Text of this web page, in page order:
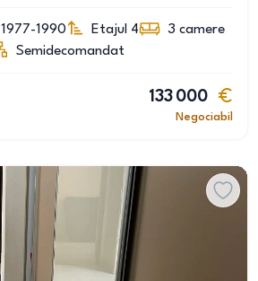
1977-1990 Etajul 4 3 camere
Semidecomandat
133 000
Negociabil